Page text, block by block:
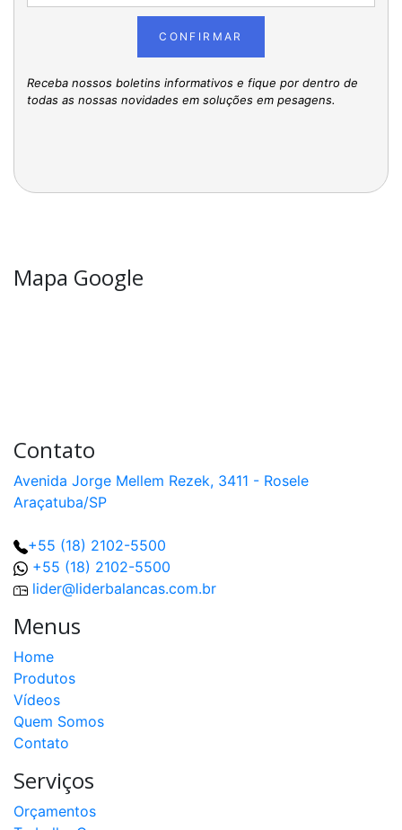
CONFIRMAR
Receba nossos boletins informativos e fique por dentro de
todas as nossas novidades em soluções em pesagens.
Mapa Google
Contato
Avenida Jorge Mellem Rezek, 3411 - Rosele
Araçatuba/SP
+55 (18) 2102-5500
+55 (18) 2102-5500
lider@liderbalancas.com.br
Menus
Home
Produtos
Vídeos
Quem Somos
Contato
Serviços
Orçamentos